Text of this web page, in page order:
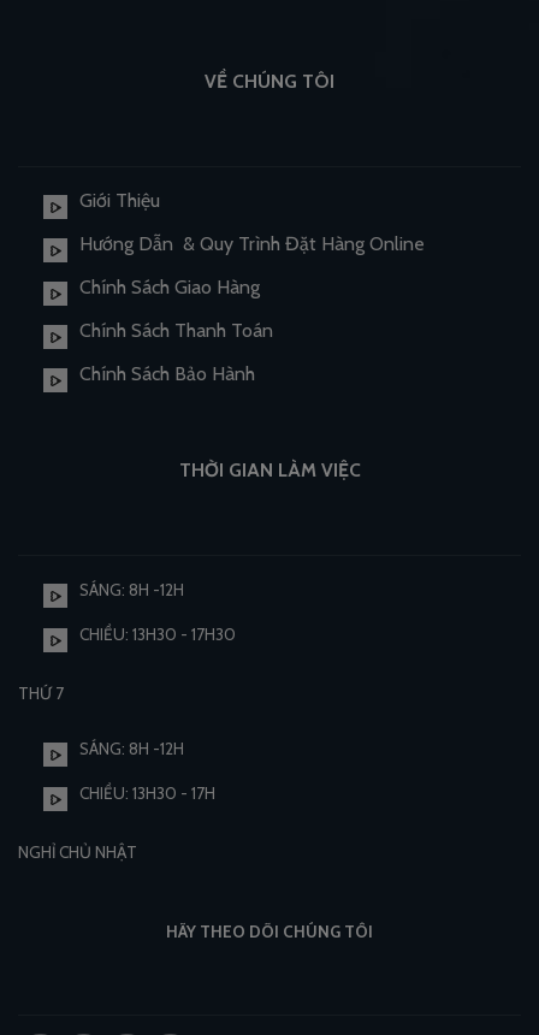
VỀ CHÚNG TÔI
Giới Thiệu
Hướng Dẫn & Quy Trình Đặt Hàng Online
Chính Sách Giao Hàng
Chính Sách Thanh Toán
Chính Sách Bảo Hành
THỜI GIAN LÀM VIỆC
SÁNG: 8H -12H
CHIỀU: 13H30 - 17H30
THỨ 7
SÁNG: 8H -12H
CHIỀU: 13H30 - 17H
NGHỈ CHỦ NHẬT
HÃY THEO DÕI CHÚNG TÔI